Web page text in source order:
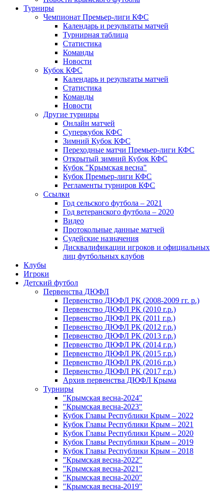
Турниры
Чемпионат Премьер-лиги КФС
Календарь и результаты матчей
Турнирная таблица
Статистика
Команды
Новости
Кубок КФС
Календарь и результаты матчей
Статистика
Команды
Новости
Другие турниры
Онлайн матчей
Суперкубок КФС
Зимний Кубок КФС
Переходные матчи Премьер-лиги КФС
Открытый зимний Кубок КФС
Кубок "Крымская весна"
Кубок Премьер-лиги КФС
Регламенты турниров КФС
Ссылки
Год сельского футбола – 2021
Год ветеранского футбола – 2020
Видео
Протокольные данные матчей
Судейские назначения
Дисквалификации игроков и официальных
лиц футбольных клубов
Клубы
Игроки
Детский футбол
Первенства ДЮФЛ
Первенство ДЮФЛ РК (2008-2009 гг. р.)
Первенство ДЮФЛ РК (2010 г.р.)
Первенство ДЮФЛ РК (2011 г.р.)
Первенство ДЮФЛ РК (2012 г.р.)
Первенство ДЮФЛ РК (2013 г.р.)
Первенство ДЮФЛ РК (2014 г.р.)
Первенство ДЮФЛ РК (2015 г.р.)
Первенство ДЮФЛ РК (2016 г.р.)
Первенство ДЮФЛ РК (2017 г.р.)
Архив первенства ДЮФЛ Крыма
Турниры
"Крымская весна-2024"
"Крымская весна-2023"
Кубок Главы Республики Крым – 2022
Кубок Главы Республики Крым – 2021
Кубок Главы Республики Крым – 2020
Кубок Главы Республики Крым – 2019
Кубок Главы Республики Крым – 2018
"Крымская весна-2022"
"Крымская весна-2021"
"Крымская весна-2020"
"Крымская весна-2019"